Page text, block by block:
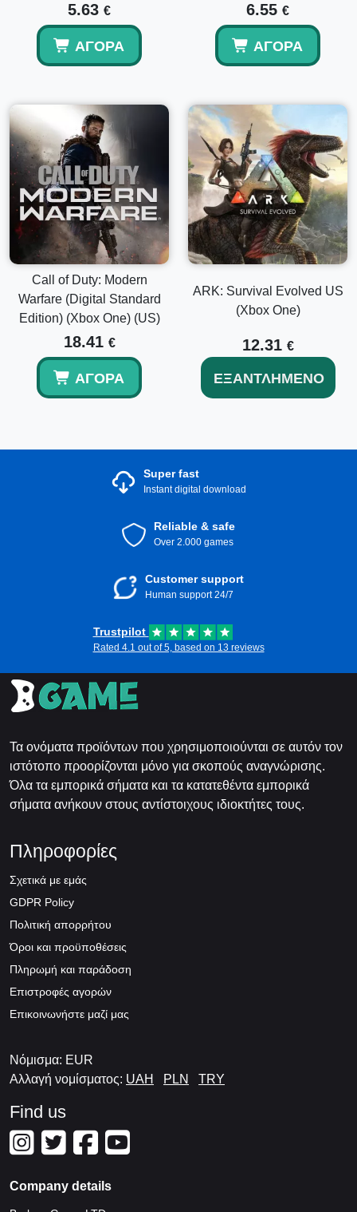
5.63 €
ΑΓΟΡΆ
6.55 €
ΑΓΟΡΆ
Call of Duty: Modern
Warfare (Digital Standard
Edition) (Xbox One) (US)
18.41 €
ΑΓΟΡΆ
ARK: Survival Evolved US
(Xbox One)
12.31 €
ΕΞΑΝΤΛΗΜΈΝΟ
Super fast
Instant digital download
Reliable & safe
Over 2.000 games
Customer support
Human support 24/7
Trustpilot
Rated 4.1 out of 5, based on 13 reviews
Τα ονόματα προϊόντων που χρησιμοποιούνται σε αυτόν τον
ιστότοπο προορίζονται μόνο για σκοπούς αναγνώρισης.
Όλα τα εμπορικά σήματα και τα κατατεθέντα εμπορικά
σήματα ανήκουν στους αντίστοιχους ιδιοκτήτες τους.
Πληροφορίες
Σχετικά με εμάς
GDPR Policy
Πολιτική απορρήτου
Όροι και προϋποθέσεις
Πληρωμή και παράδοση
Επιστροφές αγορών
Επικοινωνήστε μαζί μας
Νόμισμα: EUR
Αλλαγή νομίσματος: UAH PLN TRY
Find us
Company details